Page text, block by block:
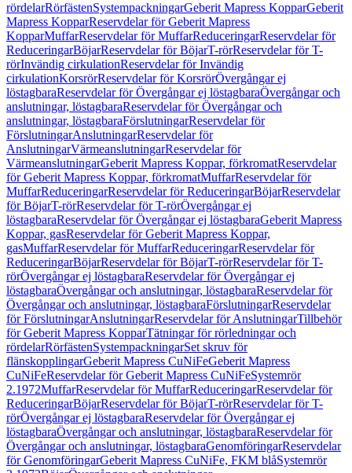
rördelarRörfästenSystempackningarGeberit Mapress KopparGeberit
Mapress KopparReservdelar för Geberit Mapress
KopparMuffarReservdelar för MuffarReduceringarReservdelar för
ReduceringarBöjarReservdelar för BöjarT-rörReservdelar för T-
rörInvändig cirkulationReservdelar för Invändig
cirkulationKorsrörReservdelar för KorsrörÖvergångar ej
löstagbaraReservdelar för Övergångar ej löstagbaraÖvergångar och
anslutningar, löstagbaraReservdelar för Övergångar och
anslutningar, löstagbaraFörslutningarReservdelar för
FörslutningarAnslutningarReservdelar för
AnslutningarVärmeanslutningarReservdelar för
VärmeanslutningarGeberit Mapress Koppar, förkromatReservdelar
för Geberit Mapress Koppar, förkromatMuffarReservdelar för
MuffarReduceringarReservdelar för ReduceringarBöjarReservdelar
för BöjarT-rörReservdelar för T-rörÖvergångar ej
löstagbaraReservdelar för Övergångar ej löstagbaraGeberit Mapress
Koppar, gasReservdelar för Geberit Mapress Koppar,
gasMuffarReservdelar för MuffarReduceringarReservdelar för
ReduceringarBöjarReservdelar för BöjarT-rörReservdelar för T-
rörÖvergångar ej löstagbaraReservdelar för Övergångar ej
löstagbaraÖvergångar och anslutningar, löstagbaraReservdelar för
Övergångar och anslutningar, löstagbaraFörslutningarReservdelar
för FörslutningarAnslutningarReservdelar för AnslutningarTillbehör
för Geberit Mapress KopparTätningar för rörledningar och
rördelarRörfästenSystempackningarSet skruv för
flänskopplingarGeberit Mapress CuNiFeGeberit Mapress
CuNiFeReservdelar för Geberit Mapress CuNiFeSystemrör
2.1972MuffarReservdelar för MuffarReduceringarReservdelar för
ReduceringarBöjarReservdelar för BöjarT-rörReservdelar för T-
rörÖvergångar ej löstagbaraReservdelar för Övergångar ej
löstagbaraÖvergångar och anslutningar, löstagbaraReservdelar för
Övergångar och anslutningar, löstagbaraGenomföringarReservdelar
för GenomföringarGeberit Mapress CuNiFe, FKM blåSystemrör